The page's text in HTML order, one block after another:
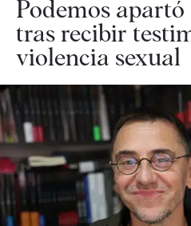
Podemos
tras recibir
violencia sexual